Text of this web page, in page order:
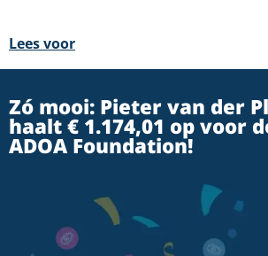
Lees voor
Zó mooi: Pieter van der
haalt € 1.174,01 op voor
ADOA Foundation!